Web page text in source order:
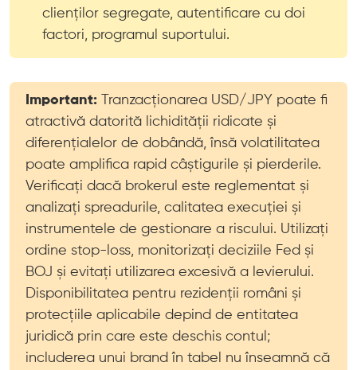
clienților segregate, autentificare cu doi
factori, programul suportului.
Important: Tranzacționarea USD/JPY poate fi
atractivă datorită lichidității ridicate și
diferențialelor de dobândă, însă volatilitatea
poate amplifica rapid câștigurile și pierderile.
Verificați dacă brokerul este reglementat și
analizați spreadurile, calitatea execuției și
instrumentele de gestionare a riscului. Utilizați
ordine stop-loss, monitorizați deciziile Fed și
BOJ și evitați utilizarea excesivă a levierului.
Disponibilitatea pentru rezidenții români și
protecțiile aplicabile depind de entitatea
juridică prin care este deschis contul;
includerea unui brand în tabel nu înseamnă că